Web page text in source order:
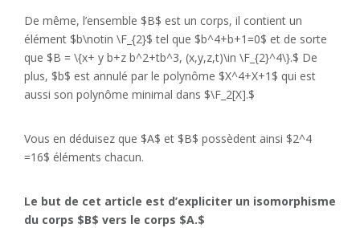
De même, l’ensemble $B$ est un corps, il contient un
élément $b\notin \F_{2}$ tel que $b^4+b+1=0$ et de sorte
que $B = \{x+ y b+z b^2+tb^3, (x,y,z,t)\in \F_{2}^4\}.$ De
plus, $b$ est annulé par le polynôme $X^4+X+1$ qui est
aussi son polynôme minimal dans $\F_2[X].$
Vous en déduisez que $A$ et $B$ possèdent ainsi $2^4
=16$ éléments chacun.
Le but de cet article est d’expliciter un isomorphisme
du corps $B$ vers le corps $A.$